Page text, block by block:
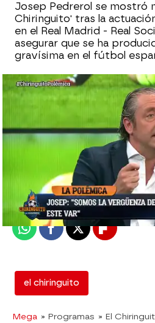
Josep Pedrerol se mostró
Chiringuito' tras la
en el Real Madrid - Real
asegurar que se ha
gravísima en el fútbol
Madrid
Publicado:07 de enero de
WhatsappFacebook
X Flipboard
el chiringuito
Mega » Programas » El